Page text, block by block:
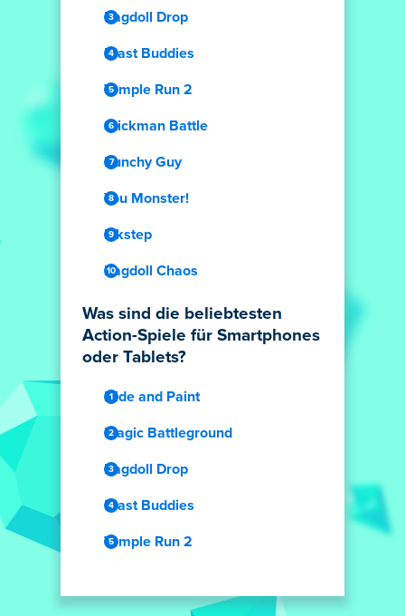
Ragdoll Drop
Blast Buddies
Temple Run 2
Stickman Battle
Punchy Guy
You Monster!
Inkstep
Ragdoll Chaos
Was sind die beliebtesten
Action-Spiele für Smartphones
oder Tablets?
Hide and Paint
Magic Battleground
Ragdoll Drop
Blast Buddies
Temple Run 2